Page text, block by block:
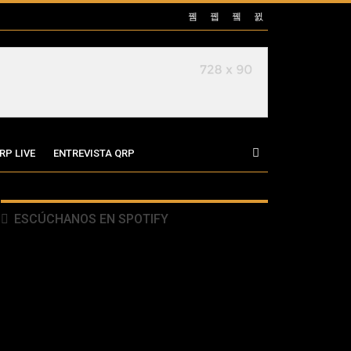
LIVE ENTREVISTA QRP
ESCÚCHANOS EN SPOTIFY